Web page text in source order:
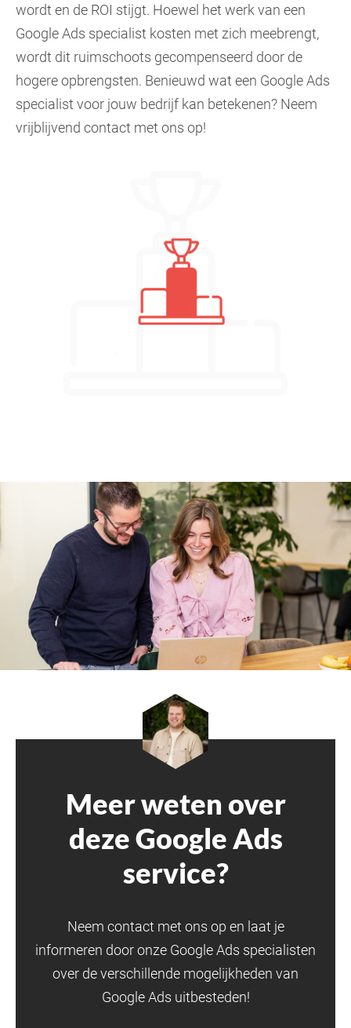
wordt en de ROI stijgt. Hoewel het werk van een
Google Ads specialist kosten met zich meebrengt,
wordt dit ruimschoots gecompenseerd door de
hogere opbrengsten. Benieuwd wat een Google Ads
specialist voor jouw bedrijf kan betekenen? Neem
vrijblijvend contact met ons op!
Meer weten over
deze Google Ads
service?
Neem contact met ons op en laat je
informeren door onze Google Ads specialisten
over de verschillende mogelijkheden van
Google Ads uitbesteden!